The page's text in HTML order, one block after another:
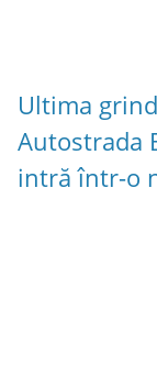
Ultima
Autostrada
intră într-o